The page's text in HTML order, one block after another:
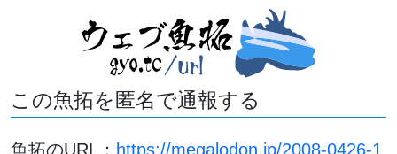
この魚拓を匿名で通報する
魚拓のURL： https://megalodon.jp/2008-0426-1